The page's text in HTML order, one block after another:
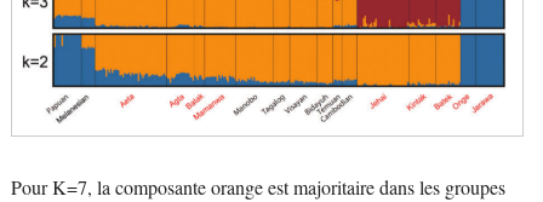
Pour K=7, la composante orange est majoritaire dans les groupes